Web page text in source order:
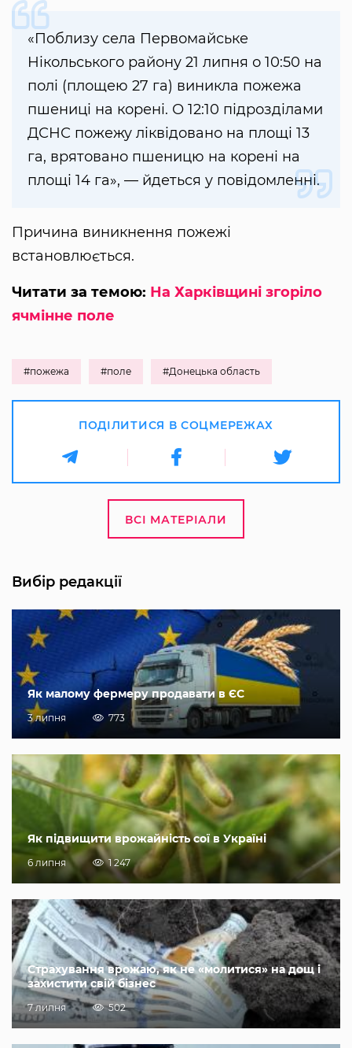
«Поблизу села Первомайське
Нікольського району 21 липня о 10:50 на
полі (площею 27 га) виникла пожежа
пшениці на корені. О 12:10 підрозділами
ДСНС пожежу ліквідовано на площі 13
га, врятовано пшеницю на корені на
площі 14 га», — йдеться у повідомленні.
Причина виникнення пожежі
встановлюється.
Читати за темою: На Харківщині згоріло
ячмінне поле
#пожежа #поле #Донецька область
ПОДІЛИТИСЯ В СОЦМЕРЕЖАХ
ВСІ МАТЕРІАЛИ
Вибір редакції
Як малому фермеру продавати в ЄС
3 липня 773
Як підвищити врожайність сої в Україні
6 липня 1 247
Страхування врожаю, як не «молитися» на дощ і
захистити свій бізнес
7 липня 502